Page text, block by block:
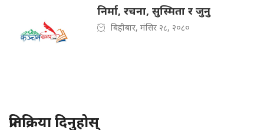
निर्मा, रचना, सुस्मिता र जुनु
बिहीबार, मंसिर २८, २०८०
प्रतिक्रिया दिनुहोस्